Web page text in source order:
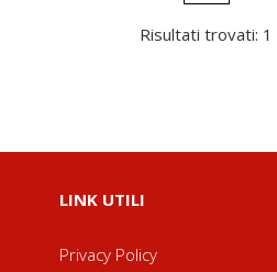
Risultati trovati: 1
LINK UTILI
Privacy Policy